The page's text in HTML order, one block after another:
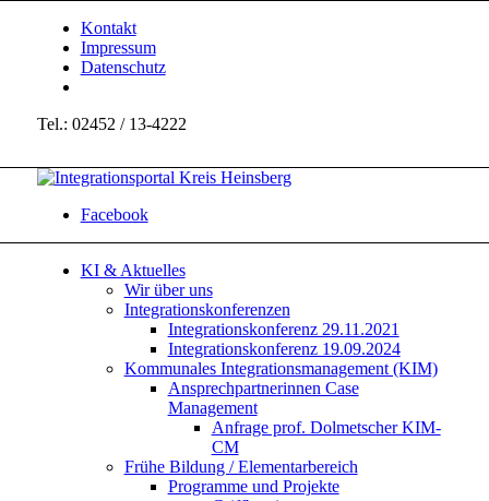
Kontakt
Impressum
Datenschutz
Tel.: 02452 / 13-4222
Facebook
KI & Aktuelles
Wir über uns
Integrationskonferenzen
Integrationskonferenz 29.11.2021
Integrationskonferenz 19.09.2024
Kommunales Integrationsmanagement (KIM)
Ansprechpartnerinnen Case
Management
Anfrage prof. Dolmetscher KIM-
CM
Frühe Bildung / Elementarbereich
Programme und Projekte